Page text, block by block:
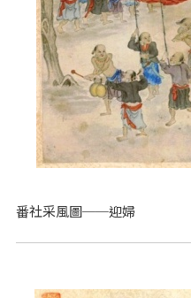
番社采風圖──迎婦